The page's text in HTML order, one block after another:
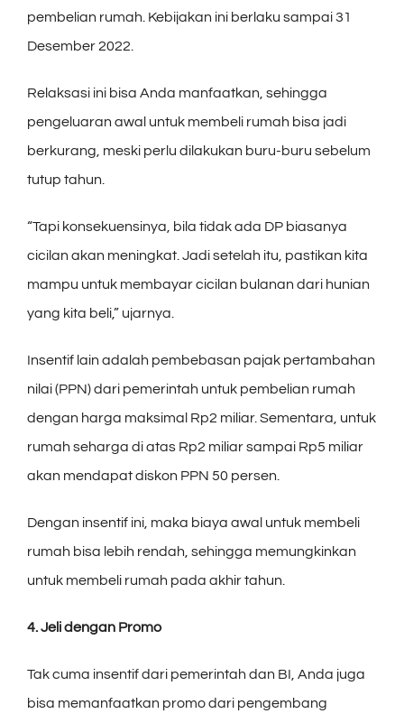
pembelian rumah. Kebijakan ini berlaku sampai 31
Desember 2022.
Relaksasi ini bisa Anda manfaatkan, sehingga
pengeluaran awal untuk membeli rumah bisa jadi
berkurang, meski perlu dilakukan buru-buru sebelum
tutup tahun.
“Tapi konsekuensinya, bila tidak ada DP biasanya
cicilan akan meningkat. Jadi setelah itu, pastikan kita
mampu untuk membayar cicilan bulanan dari hunian
yang kita beli,” ujarnya.
Insentif lain adalah pembebasan pajak pertambahan
nilai (PPN) dari pemerintah untuk pembelian rumah
dengan harga maksimal Rp2 miliar. Sementara, untuk
rumah seharga di atas Rp2 miliar sampai Rp5 miliar
akan mendapat diskon PPN 50 persen.
Dengan insentif ini, maka biaya awal untuk membeli
rumah bisa lebih rendah, sehingga memungkinkan
untuk membeli rumah pada akhir tahun.
4. Jeli dengan Promo
Tak cuma insentif dari pemerintah dan BI, Anda juga
bisa memanfaatkan promo dari pengembang